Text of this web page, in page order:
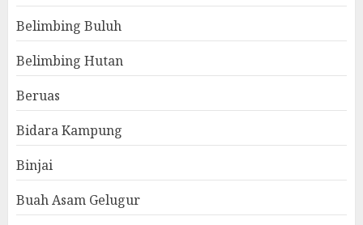
Belimbing Buluh
Belimbing Hutan
Beruas
Bidara Kampung
Binjai
Buah Asam Gelugur